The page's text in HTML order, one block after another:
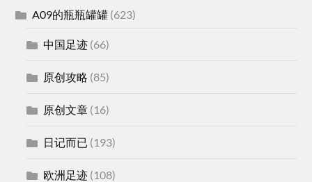
A09的瓶瓶罐罐 (623)
中国足迹 (66)
原创攻略 (85)
原创文章 (16)
日记而已 (193)
欧洲足迹 (108)